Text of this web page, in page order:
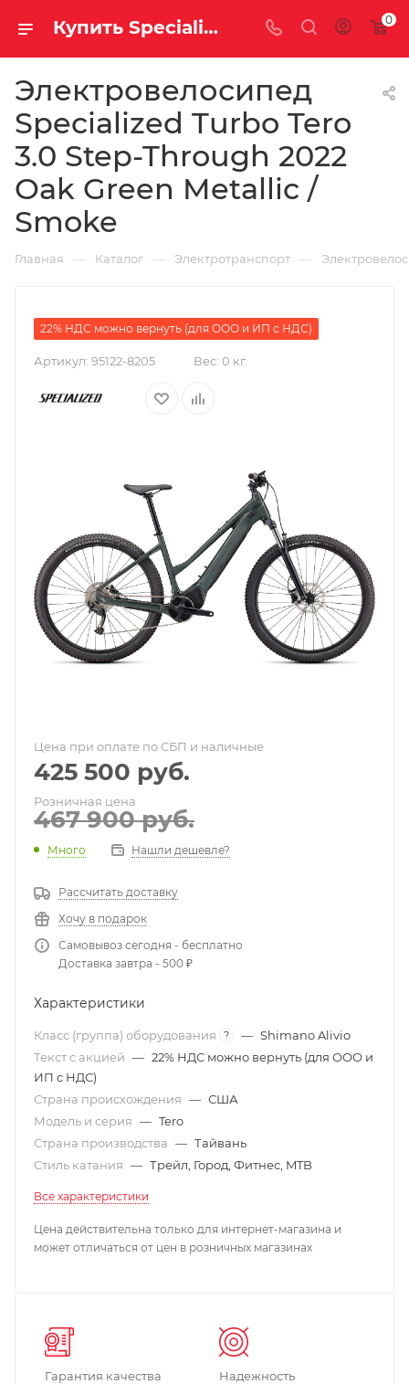
Купить Specialized Turbo Tero 3.0 Step-Through 2022 Oak Green Metallic / Smoke за рублей, а со скидкой 425 500 руб. 0
Электровелосипед
Specialized Turbo Tero
3.0 Step-Through 2022
Oak Green Metallic /
Smoke
Главная — Каталог — Электротранспорт —
22% НДС можно вернуть (для ООО и ИП с НДС)
Артикул: 95122-8205 Вес: 0 кг.
Цена при оплате по СБП и наличные
425 500 руб.
Розничная цена
467 900руб.
Много Нашли дешевле?
Рассчитать доставку
Хочу в подарок
Самовывоз сегодня - бесплатно
Доставка завтра - 500 ₽
Характеристики
Класс (группа) оборудования ? — Shimano Alivio
Текст с акцией — 22% НДС можно вернуть (для ООО и
ИП с НДС)
Страна происхождения — США
Модель и серия — Tero
Страна производства — Тайвань
Стиль катания — Трейл, Город, Фитнес, MTB
Все характеристики
Цена действительна только для интернет-магазина и
может отличаться от цен в розничных магазинах
Гарантия качества
Надежность